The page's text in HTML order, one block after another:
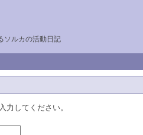
ソルカの活動日記
力してください。